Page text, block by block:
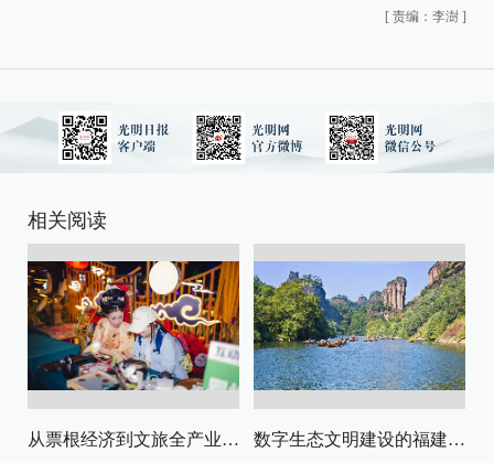
[ 责编：李澍 ]
相关阅读
从票根经济到文旅全产业链升级 数字生态文明建设的福建路径与启示